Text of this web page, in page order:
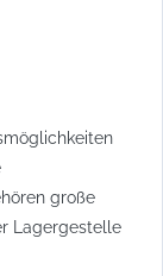
große
Lagergestelle